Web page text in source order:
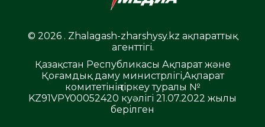
© 2026 . Zhalagash-zharshysy.kz ақпараттық
агенттігі.
Қазақстан Республикасы Ақпарат және
Қоғамдық даму министрлігі,Ақпарат
комитетінің тіркеу туралы №
KZ91VPY00052420 куәлігі 21.07.2022 жылы
берілген